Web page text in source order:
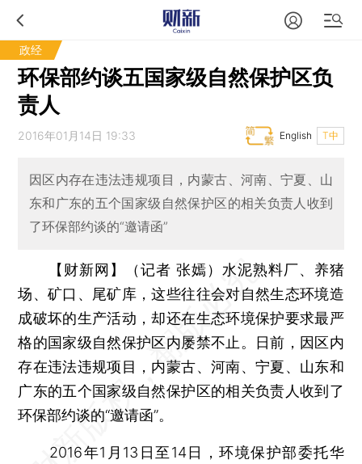
政经
环保部约谈五国家级自然保护区负
责人
2016年01月14日 19:33 T中
English
因区内存在违法违规项目，内蒙古、河南、宁夏、山
东和广东的五个国家级自然保护区的相关负责人收到
了环保部约谈的“邀请函”
【财新网】（记者 张嫣） 水泥熟料厂、养猪
场、矿口、尾矿库，这些往往会对自然生态环境造
成破坏的生产活动，却还在生态环境保护要求最严
格的国家级自然保护区内屡禁不止。日前，因区内
存在违法违规项目，内蒙古、河南、宁夏、山东和
广东的五个国家级自然保护区的相关负责人收到了
环保部约谈的“邀请函”。
2016年1月13日至14日，环境保护部委托华